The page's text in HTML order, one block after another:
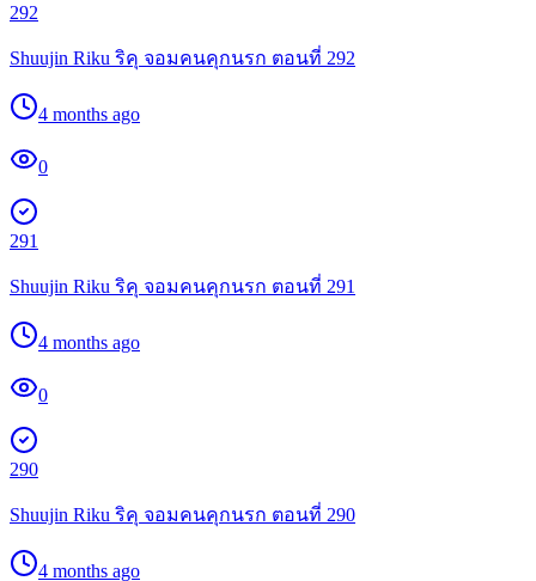
292
Shuujin Riku ริคุ จอมคนคุกนรก ตอนที่ 292
4 months ago
0
291
Shuujin Riku ริคุ จอมคนคุกนรก ตอนที่ 291
4 months ago
0
290
Shuujin Riku ริคุ จอมคนคุกนรก ตอนที่ 290
4 months ago